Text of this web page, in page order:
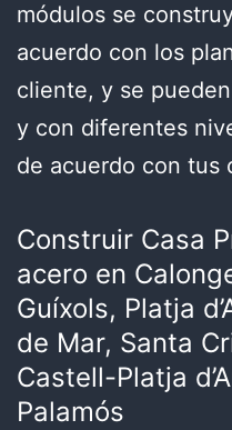
módulos se
acuerdo con los
cliente, y se
y con diferentes
de acuerdo con tus
Construir Casa
acero en
Guíxols, Platja
de Mar, Santa
Castell-Platja
Palamós